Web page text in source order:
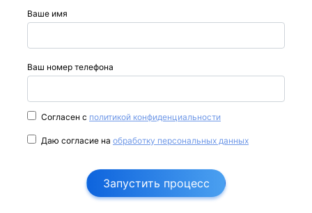
Ваше имя
Ваш номер телефона
Согласен с политикой конфиденциальности
Даю согласие на обработку персональных данных
Запустить процесс